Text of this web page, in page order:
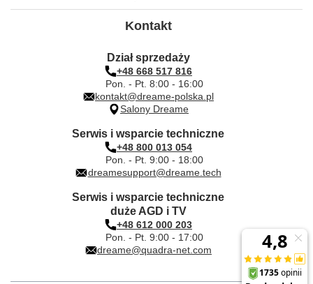
Kontakt
Dział sprzedaży
+48 668 517 816
Pon. - Pt. 8:00 - 16:00
kontakt@dreame-polska.pl
Salony Dreame
Serwis i wsparcie techniczne
+48 800 013 054
Pon. - Pt. 9:00 - 18:00
dreamesupport@dreame.tech
Serwis i wsparcie techniczne
duże AGD i TV
+48 612 000 203
Pon. - Pt. 9:00 - 17:00
dreame@quadra-net.com